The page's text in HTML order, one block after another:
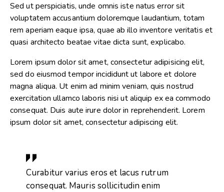
Sed ut perspiciatis, unde omnis iste natus error sit
voluptatem accusantium doloremque laudantium, totam
rem aperiam eaque ipsa, quae ab illo inventore veritatis et
quasi architecto beatae vitae dicta sunt, explicabo.
Lorem ipsum dolor sit amet, consectetur adipisicing elit,
sed do eiusmod tempor incididunt ut labore et dolore
magna aliqua. Ut enim ad minim veniam, quis nostrud
exercitation ullamco laboris nisi ut aliquip ex ea commodo
consequat. Duis aute irure dolor in reprehenderit. Lorem
ipsum dolor sit amet, consectetur adipiscing elit.
Curabitur varius eros et lacus rutrum
consequat. Mauris sollicitudin enim